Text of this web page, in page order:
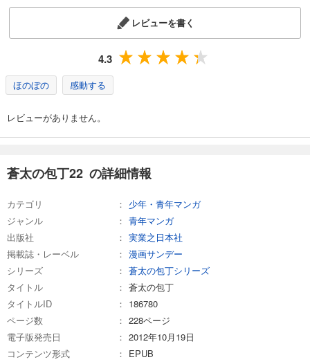
蒼太の包丁33
円 (税込)
あらすじを表示する
495円 (税込)
あらすじを表示する
蒼太の包丁35
あらすじを表示する
蒼太の包丁36
レビューを書く
4.3
ほのぼの 感動する
レビューがありません。
蒼太の包丁22 の詳細情報
カテゴリ
少年・青年マンガ
ジャンル
青年マンガ
出版社
実業之日本社
掲載誌・レーベル
漫画サンデー
シリーズ
蒼太の包丁シリーズ
タイトル
蒼太の包丁
タイトルID
186780
ページ数
228ページ
電子版発売日
2012年10月19日
コンテンツ形式
EPUB